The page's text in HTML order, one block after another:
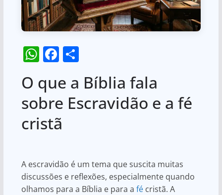
W
h
at
s
A
p
F
a
c
e
b
o
k
S
ar
e
O que a Bíblia fala
sobre Escravidão e a fé
cristã
A escravidão é um tema que suscita muitas
discussões e reflexões, especialmente quando
olhamos para a Bíblia e para a fécristã. A